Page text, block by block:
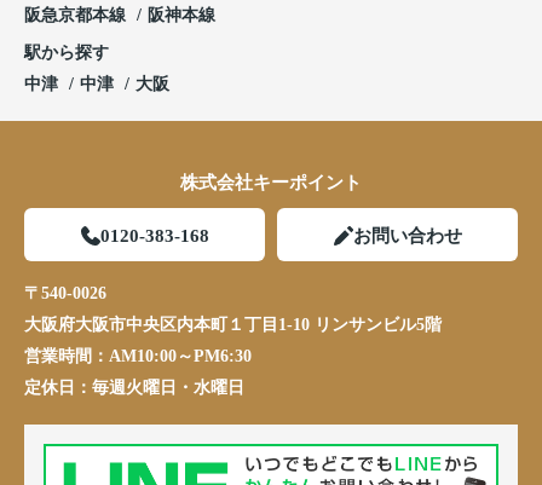
阪急京都本線
阪神本線
駅から探す
中津
中津 大阪
株式会社キーポイント
0120-383-168 お問い合わせ
〒540-0026
大阪府大阪市中央区内本町１丁目1-10 リンサンビル5階
営業時間： AM10:00～PM6:30
定休日： 毎週火曜日・水曜日